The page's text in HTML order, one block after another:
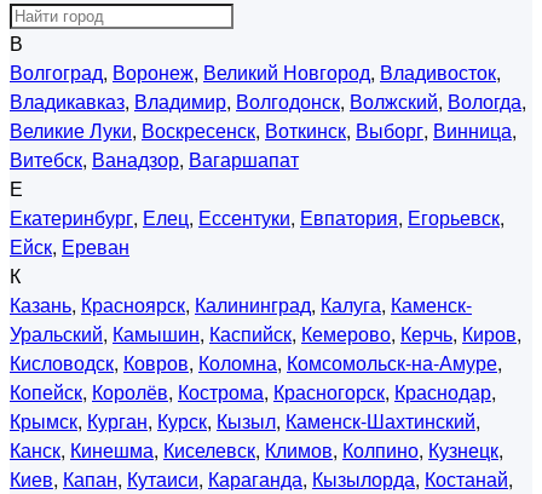
В
Волгоград, Воронеж, Великий Новгород, Владивосток,
Владикавказ, Владимир, Волгодонск, Волжский, Вологда,
Великие Луки, Воскресенск, Воткинск, Выборг, Винница,
Витебск, Ванадзор, Вагаршапат
Е
Екатеринбург, Елец, Ессентуки, Евпатория, Егорьевск,
Ейск, Ереван
К
Казань, Красноярск, Калининград, Калуга, Каменск-
Уральский, Камышин, Каспийск, Кемерово, Керчь, Киров,
Кисловодск, Ковров, Коломна, Комсомольск-на-Амуре,
Копейск, Королёв, Кострома, Красногорск, Краснодар,
Крымск, Курган, Курск, Кызыл, Каменск-Шахтинский,
Канск, Кинешма, Киселевск, Климов, Колпино, Кузнецк,
Киев, Капан, Кутаиси, Караганда, Кызылорда, Костанай,